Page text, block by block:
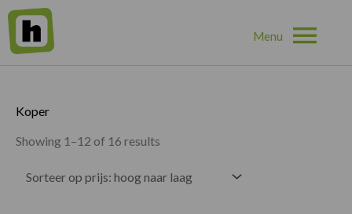
Home»
Koper
Showing 1–12 of 16 results